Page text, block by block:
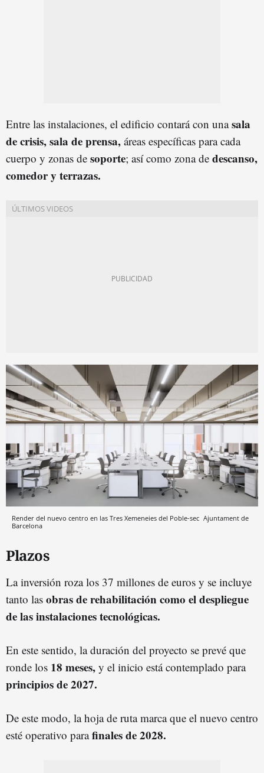
Entre las instalaciones, el edificio contará con unasala
de crisis, sala de prensa, áreas específicas para cada
cuerpo y zonas de soporte; así como zona de descanso,
comedor y terrazas.
Render del nuevo centro en las Tres Xemeneies del Poble-sec Ajuntament de
Barcelona
Plazos
La inversión roza los 37 millones de euros y se incluye
tanto las obras de rehabilitación como el despliegue
de las instalaciones tecnológicas.
En este sentido, la duración del proyecto se prevé que
ronde los 18 meses, y el inicio está contemplado para
principios de 2027.
De este modo, la hoja de ruta marca que el nuevo centro
esté operativo parafinales de 2028.